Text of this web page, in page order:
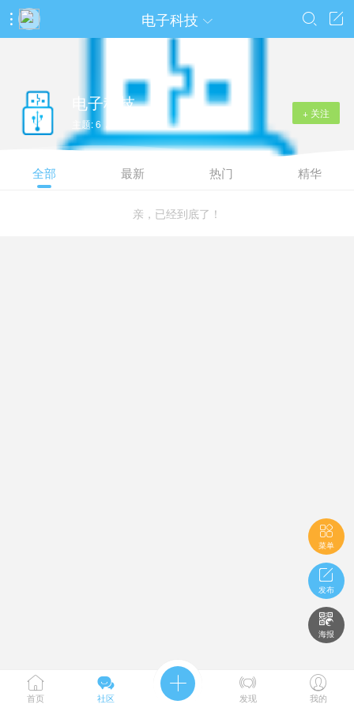
 电子科技  

+ 关注
电子科技
主题: 6 / 今日: 0
全部 最新 热门 精华
亲，已经到底了！

菜单

发布

海报

首页

社区
 
发现

我的